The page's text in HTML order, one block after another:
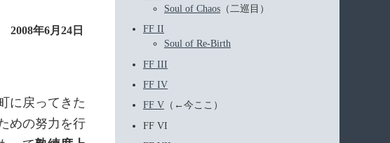
2008年6月24日
に戻ってきた
めの努力を行
Soul of Chaos （二巡目）
FF II
Soul of Re-Birth
FF III
FF IV
FF V （←今ここ）
FF VI